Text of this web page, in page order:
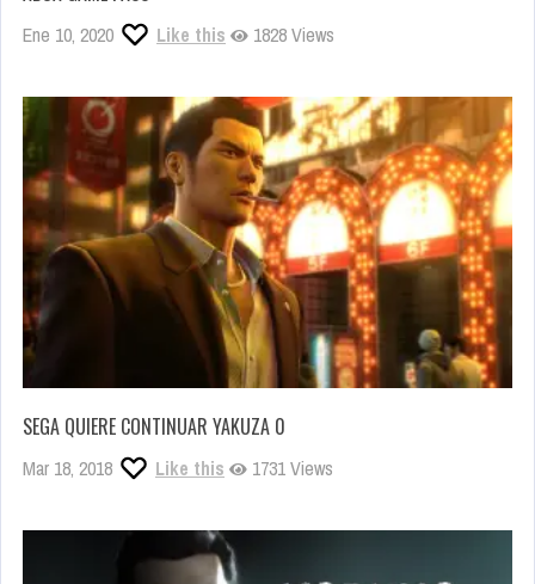
Ene 10, 2020 Like this 1828 Views
SEGA QUIERE CONTINUAR YAKUZA 0
Mar 18, 2018 Like this 1731 Views